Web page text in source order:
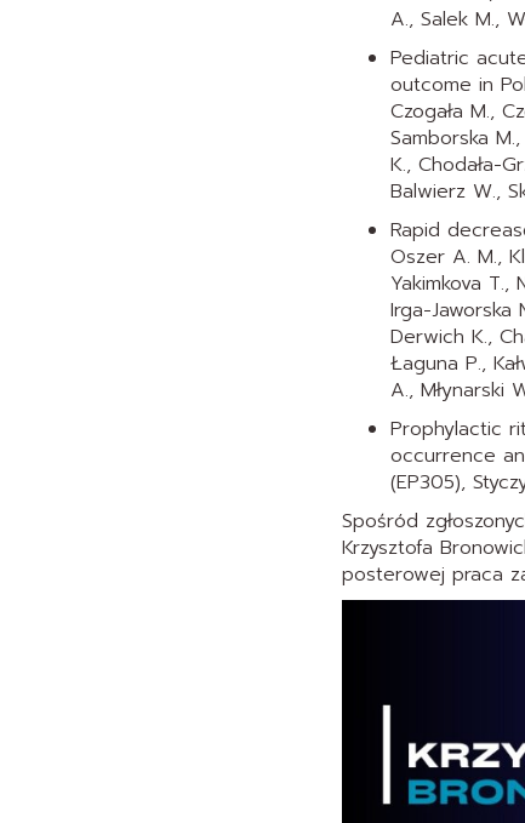
A., Salek M.,
Pediatric
outcome in
Czogała M.,
Samborska
K., Chodała-
Balwierz W.,
Rapid
Oszer A. M.,
Yakimkova T.,
Irga-Jaworska
Derwich K.,
Łaguna P.,
A., Młynarski
Prophylactic
occurrence
(EP305),
Spośród
Krzysztofa
posterowej praca